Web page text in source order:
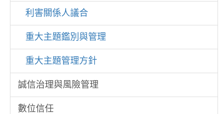
利害關係人議合
重大主題鑑別與管理
重大主題管理方針
誠信治理與風險管理
數位信任